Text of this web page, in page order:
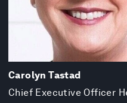
Carolyn Tastad
Chief Executive Officer